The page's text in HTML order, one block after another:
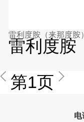
雷利度胺（来那度胺
雷利度胺
第1页
电